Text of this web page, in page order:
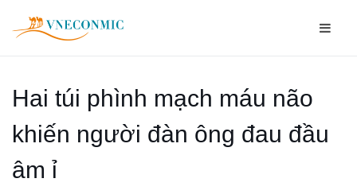
Hai túi phình mạch máu não
khiến người đàn ông đau đầu
âm ỉ